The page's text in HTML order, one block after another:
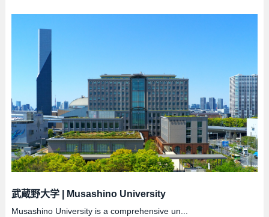
武蔵野大学| Musashino University
Musashino University is a comprehensive un...